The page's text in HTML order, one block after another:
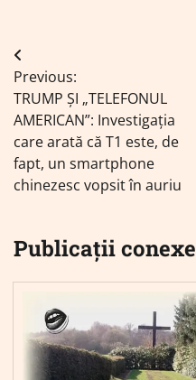
Navigare
în
articole
Previous:
TRUMP ȘI „TELEFONUL
AMERICAN”: Investigația
care arată că T1 este, de
fapt, un smartphone
chinezesc vopsit în auriu
Publicații conexe